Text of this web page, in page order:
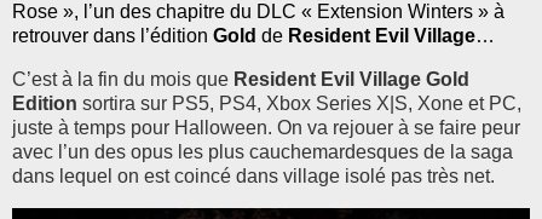
Rose », l’un des chapitre du DLC « Extension Winters » à
retrouver dans l’édition Gold de Resident Evil Village…
C’est à la fin du mois que Resident Evil Village Gold
Edition sortira sur PS5, PS4, Xbox Series X|S, Xone et PC,
juste à temps pour Halloween. On va rejouer à se faire peur
avec l’un des opus les plus cauchemardesques de la saga
dans lequel on est coincé dans village isolé pas très net.